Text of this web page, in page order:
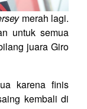
merah lagi.
untuk semua
juara Giro
karena finis
kembali di